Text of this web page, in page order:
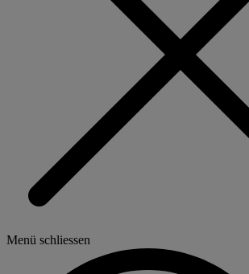
Menü schliessen